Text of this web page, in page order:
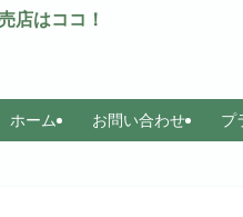
ホーム お問い合わせ プ
店はココ！